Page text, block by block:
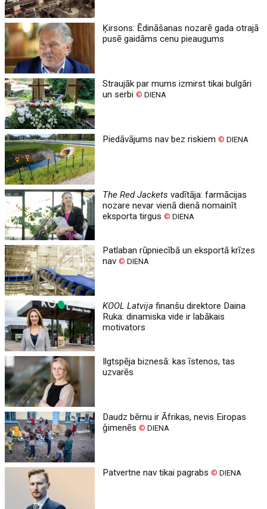
Ķirsons: Ēdināšanas nozarē gada otrajā
pusē gaidāms cenu pieaugums
Straujāk par mums izmirst tikai bulgāri
un serbi© DIENA
Piedāvājums nav bez riskiem© DIENA
The Red Jackets vadītāja: farmācijas
nozare nevar vienā dienā nomainīt
eksporta tirgus© DIENA
Patlaban rūpniecībā un eksportā krīzes
nav© DIENA
KOOL Latvija finanšu direktore Daina
Ruka: dinamiska vide ir labākais
motivators
Ilgtspēja biznesā: kas īstenos, tas
uzvarēs
Daudz bērnu ir Āfrikas, nevis Eiropas
ģimenēs© DIENA
Patvertne nav tikai pagrabs© DIENA